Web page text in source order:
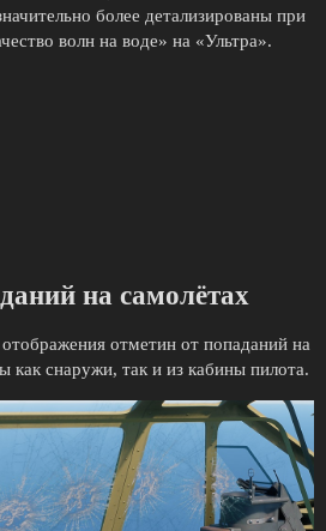
более детализированы при
волн на воде» на «Ультра».
на самолётах
отметин от попаданий на
как снаружи, так и из кабины пилота.